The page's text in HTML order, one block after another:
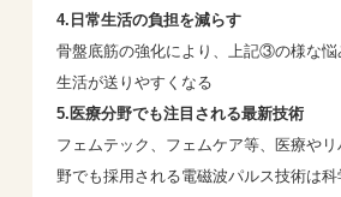
4.日常生活の負担を減らす
骨盤底筋の強化により、上記③の様な悩
生活が送りやすくなる
5.医療分野でも注目される最新技術
フェムテック、フェムケア等、医療や
野でも採用される電磁波パルス技術は